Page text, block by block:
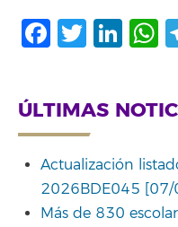
ÚLTIMAS
Actualización
2026BDE045
Más de 830